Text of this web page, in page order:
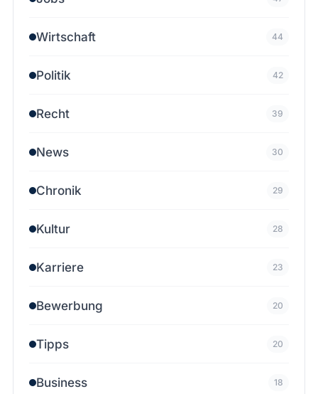
Wirtschaft 44
Politik 42
Recht 39
News 30
Chronik 29
Kultur 28
Karriere 23
Bewerbung 20
Tipps 20
Business 18